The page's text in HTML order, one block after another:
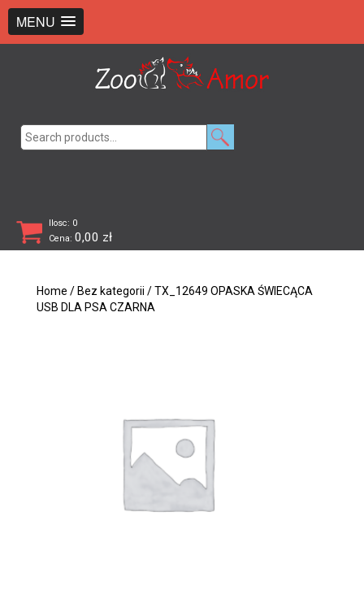
MENU
Ilosc: 0
Cena: 0,00 zł
Home / Bez kategorii / TX_12649 OPASKA ŚWIECĄCA
USB DLA PSA CZARNA